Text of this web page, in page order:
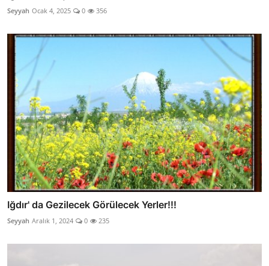
Seyyah Ocak 4, 2025 0 356
Iğdır' da Gezilecek Görülecek Yerler!!!
Seyyah Aralık 1, 2024 0 235